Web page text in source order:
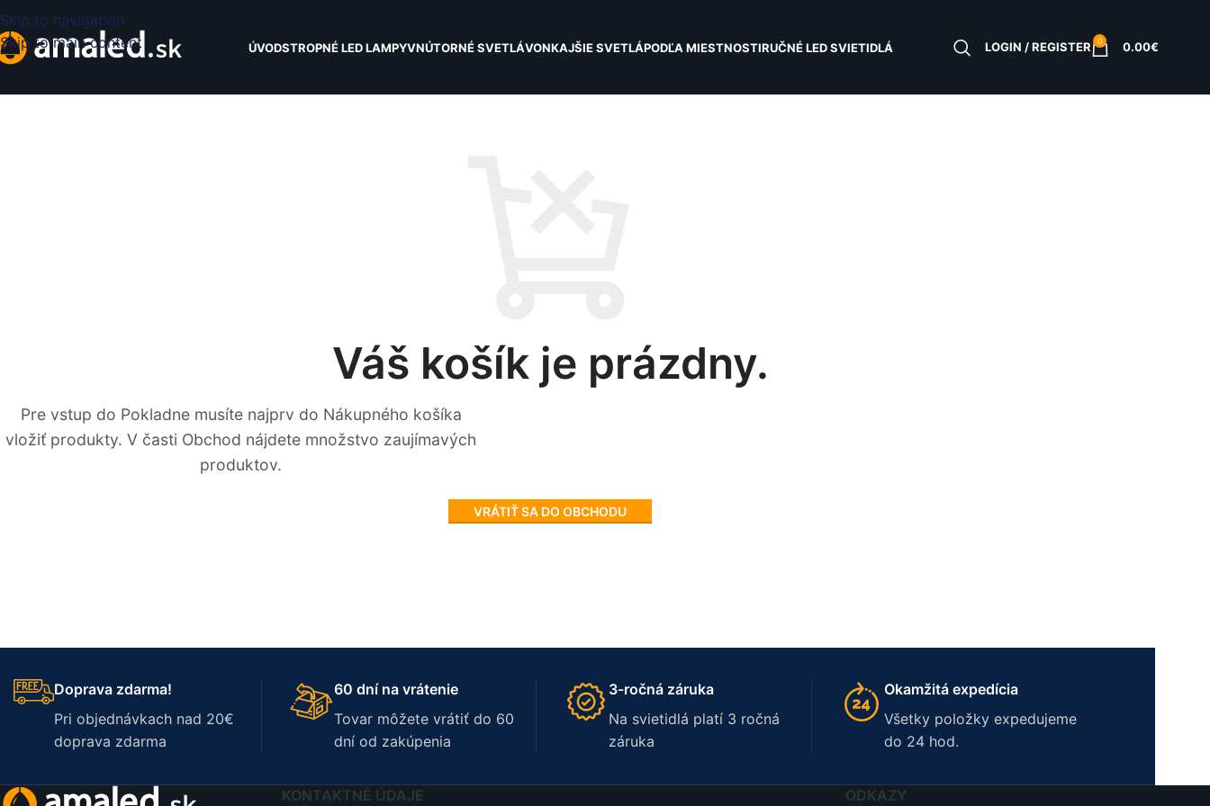
Skip to navigation
Skip to main content
ÚVODSTROPNÉ LED LAMPYVNÚTORNÉ SVETLÁVONKAJŠIE SVETLÁPODĽA MIESTNOSTIRUČNÉ LED SVIETIDLÁ LOGIN / REGISTER 0 0.00€
Váš košík je prázdny.
Pre vstup do Pokladne musíte najprv do Nákupného košíka
vložiť produkty. V časti Obchod nájdete množstvo zaujímavých
produktov.
VRÁTIŤ SA DO OBCHODU
Doprava zdarma!
Pri objednávkach nad 20€
doprava zdarma
60 dní na vrátenie
Tovar môžete vrátiť do 60
dní od zakúpenia
3-ročná záruka
Na svietidlá platí 3 ročná
záruka
Okamžitá expedícia
Všetky položky expedujeme
do 24 hod.
KONTAKTNÉ ÚDAJE ODKAZY